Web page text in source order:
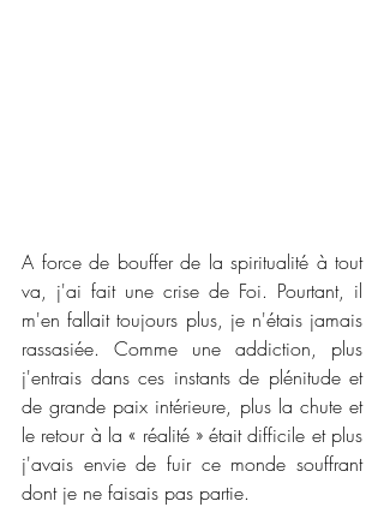
A force de bouffer de la spiritualité à tout
va, j'ai fait une crise de Foi. Pourtant, il
m'en fallait toujours plus, je n'étais jamais
rassasiée. Comme une addiction, plus
j'entrais dans ces instants de plénitude et
de grande paix intérieure, plus la chute et
le retour à la « réalité » était difficile et plus
j'avais envie de fuir ce monde souffrant
dont je ne faisais pas partie.